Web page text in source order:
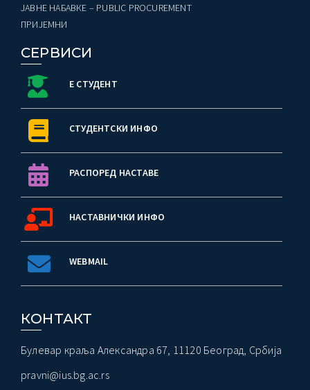
ЈАВНЕ НАБАВКЕ – PUBLIC PROCUREMENT
ПРИЈЕМНИ
СЕРВИСИ
Е СТУДЕНТ
СТУДЕНТСКИ ИНФО
РАСПОРЕД НАСТАВЕ
НАСТАВНИЧКИ ИНФО
WEBMAIL
КОНТАКТ
Булевар краља Александра 67, 11120 Београд, Србија
pravni@ius.bg.ac.rs